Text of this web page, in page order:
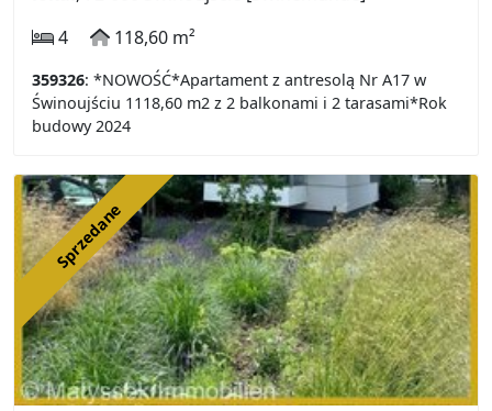
4
118,60 m²
359326: *NOWOŚĆ*Apartament z antresolą Nr A17 w
Świnoujściu 1118,60 m2 z 2 balkonami i 2 tarasami*Rok
budowy 2024
Sprzedane